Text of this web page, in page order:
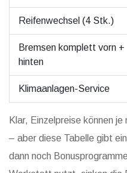
Reifenwechsel (4 Stk.)
Bremsen komplett vorn +
hinten
Klimaanlagen-Service
Klar, Einzelpreise können
– aber diese Tabelle gibt
dann noch